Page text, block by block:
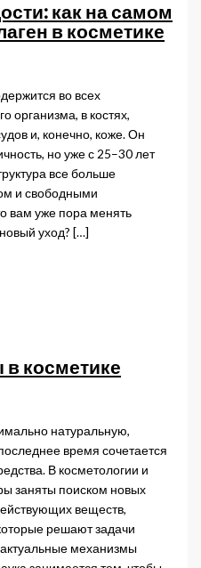
как на самом
в косметике
во всех
организма, в костях,
и, конечно, коже. Он
но уже с 25–30 лет
все больше
и свободными
вам уже пора менять
уход? […]
в косметике
натуральную,
время сочетается
В косметологии и
заняты поиском новых
веществ,
решают задачи
механизмы